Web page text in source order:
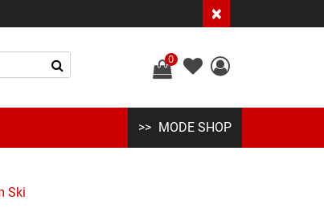
×
0
MODE SHOP
Ski